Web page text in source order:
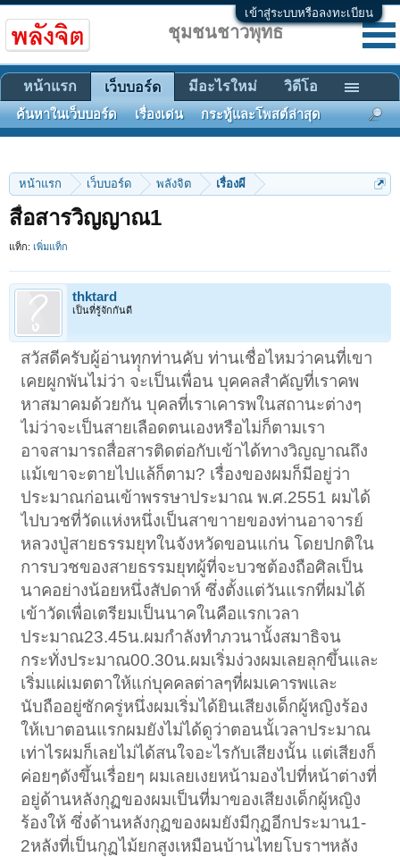
เข้าสู่ระบบหรือลงทะเบียน
หน้าแรก เว็บบอร์ด พลังจิต เรื่องผี
สื่อสารวิญญาณ1
แท็ก: เพิ่มแท็ก
thktard
เป็นที่รู้จักกันดี
สวัสดีครับผู้อ่านทุุกท่านคับ ท่านเชื่อไหมว่าคนที่เขา
เคยผูกพันไม่ว่า จะเป็นเพื่อน บุคคลสำคัญที่เราคพ
หาสมาคมด้วยกัน บุคลที่เราเคารพในสถานะต่างๆ
ไม่ว่าจะเป็นสายเลือดตนเองหรือไม่ก็ตามเรา
อาจสามารถสื่อสารติดต่อกับเข้าได้ทางวิญญาณถึง
แม้เขาจะตายไปแล้ก็ตาม? เรื่องของผมก็มีอยู่ว่า
ประมาณก่อนเข้าพรรษาประมาณ พ.ศ.2551 ผมได้
ไปบวชที่วัดแห่งหนึ่งเป็นสาขาายของท่านอาจารย์
หลวงปู่สายธรรมยุทในจังหวัดขอนแก่น โดยปกติใน
การบวชของสายธรรมยุทผู้ที่จะบวชต้องถือศิลเป็น
นาคอย่างน้อยหนึ่งสัปดาห์ ซึ่งตั้งแต่วันแรกที่ผมได้
เข้าวัดเพื่อเตรียมเป็นนาคในคือแรกเวลา
ประมาณ23.45น.ผมกำลังทำภวนานั้งสมาธิจน
กระทั่งประมาณ00.30น.ผมเริ่มง่วงผมเลยลุกขึ้นและ
เริ่มแผ่เมตตาให้แก่บุคคลต่าลๆที่ผมเคารพและ
นับถืออยู่ซักครู่หนึ่งผมเริ่มได้ยินเสียงเด็กผู้หญิงร้อง
ให้เบาตอนแรกผมยังไม่ได้ดูว่าตอนนั้เวลาประมาณ
เท่าไรผมก็เลยไม่ได้สนใจอะไรกับเสียงนั้น แต่เสียงก็
ค่อยๆดังขึ้นเรื่อยๆ ผมเลยเงยหน้ามองไปที่หน้าต่างที่
อยู่ด้านหลังกุฏของผมเป็นที่มาของเสียงเด็กผู้หญิง
ร้องให้ ซึ่งด้านหลังกุฏของผมยังมีกุฏอีกประมาน1-
2หลังที่เป็นกุฏไม้ยกสูงเหมือนบ้านไทยโบราฯหลัง
ชุมชนชาวพุทธ
หน้าแรก เว็บบอร์ด
ค้นหาในเว็บบอร์ด เรื่องเด่น กระทู้และโพสต์ล่าสุด
มีอะไรใหม่ วิดีโอ